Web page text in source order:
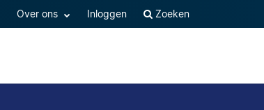
Over ons Inloggen Zoeken